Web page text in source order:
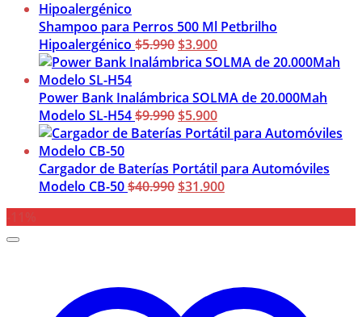
era:
$5.900.
es:
$3.900.
Shampoo para Perros 500 Ml Petbrilho
Hipoalergénico $5.990El
precio
era:
$5.990.
$3.900El
precio
es:
$3.900.
Power Bank Inalámbrica SOLMA de 20.000Mah
Modelo SL-H54$9.990El
precio
era:
$9.990.
$5.900El
precio
es:
$5.900.
Cargador de Baterías Portátil para Automóviles
Modelo CB-50$40.990El
$31.900El